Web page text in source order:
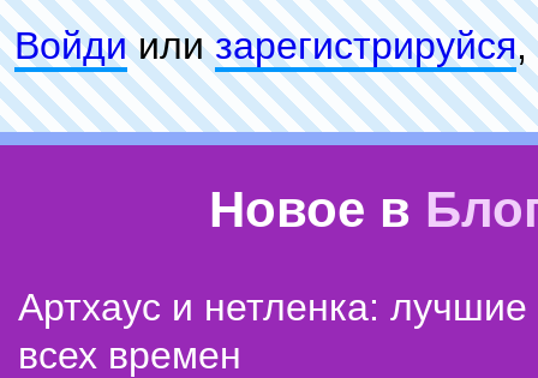
Войдиилизарeгиcтpируйся,
Новое в
Артхаус и нетленка:
всех времен